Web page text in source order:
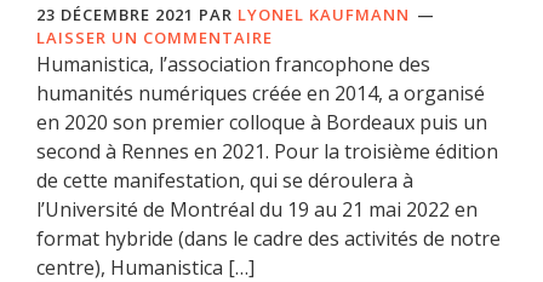
23 DÉCEMBRE 2021 PAR LYONEL KAUFMANN
LAISSER UN COMMENTAIRE
Humanistica, l’association francophone des
humanités numériques créée en 2014, a organisé
en 2020 son premier colloque à Bordeaux puis un
second à Rennes en 2021. Pour la troisième édition
de cette manifestation, qui se déroulera à
l’Université de Montréal du 19 au 21 mai 2022 en
format hybride (dans le cadre des activités de notre
centre), Humanistica […]